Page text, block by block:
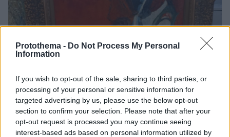
Protothema - Do Not Process My Personal
Information
If you wish to opt-out of the sale, sharing to third parties, or
processing of your personal or sensitive information for
targeted advertising by us, please use the below opt-out
section to confirm your selection. Please note that after your
opt-out request is processed you may continue seeing
interest-based ads based on personal information utilized by